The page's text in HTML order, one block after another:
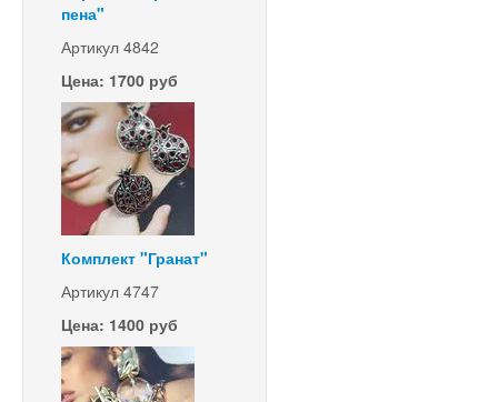
пена"
Артикул 4842
Цена: 1700 руб
Комплект "Гранат"
Артикул 4747
Цена: 1400 руб